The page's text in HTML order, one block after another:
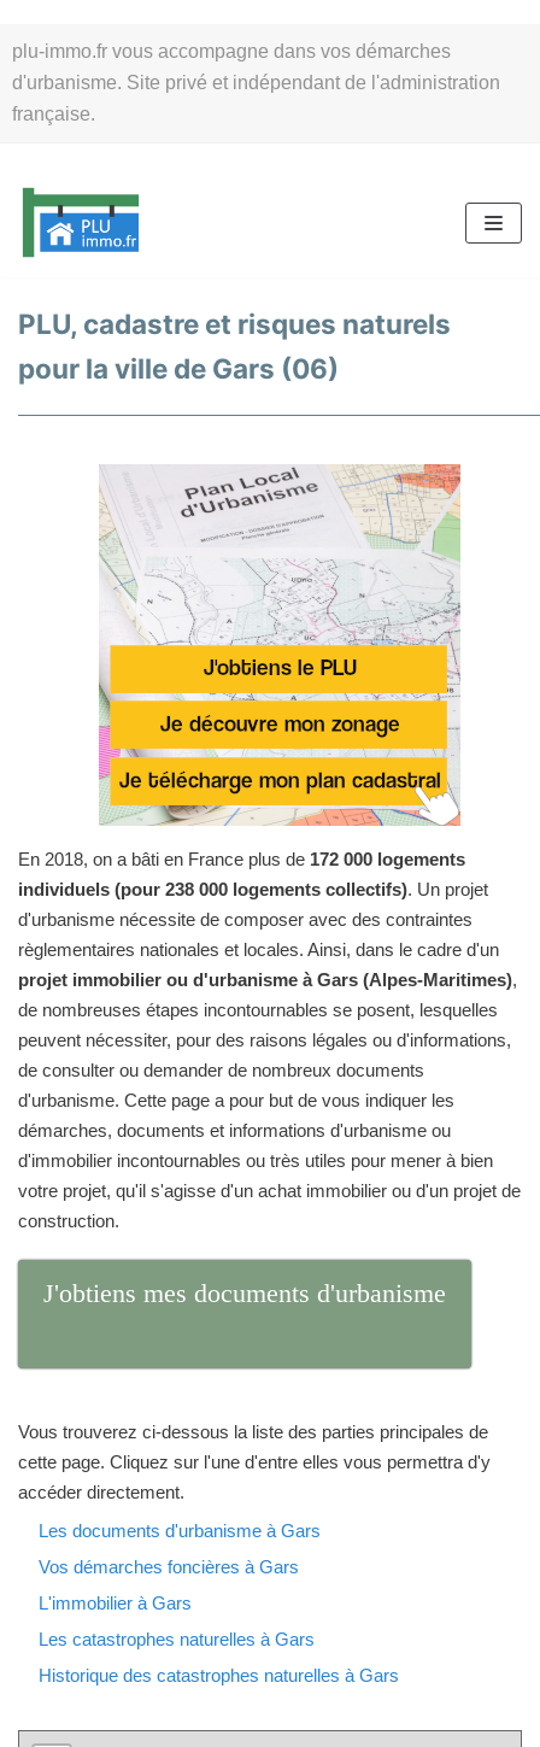
plu-immo.fr vous accompagne dans vos démarches
d'urbanisme. Site privé et indépendant de l'administration
française.
au
contenu
PLU, cadastre et risques naturels
pour la ville de Gars (06)
En 2018, on a bâti en France plus de 172 000 logements
individuels (pour 238 000 logements collectifs). Un projet
d'urbanisme nécessite de composer avec des contraintes
règlementaires nationales et locales. Ainsi, dans le cadre d'un
projet immobilier ou d'urbanisme à Gars (Alpes-Maritimes),
de nombreuses étapes incontournables se posent, lesquelles
peuvent nécessiter, pour des raisons légales ou d'informations,
de consulter ou demander de nombreux documents
d'urbanisme. Cette page a pour but de vous indiquer les
démarches, documents et informations d'urbanisme ou
d'immobilier incontournables ou très utiles pour mener à bien
votre projet, qu'il s'agisse d'un achat immobilier ou d'un projet de
construction.
J'obtiens mes documents d'urbanisme
Vous trouverez ci-dessous la liste des parties principales de
cette page. Cliquez sur l'une d'entre elles vous permettra d'y
accéder directement.
Les documents d'urbanisme à Gars
Vos démarches foncières à Gars
L'immobilier à Gars
Les catastrophes naturelles à Gars
Historique des catastrophes naturelles à Gars